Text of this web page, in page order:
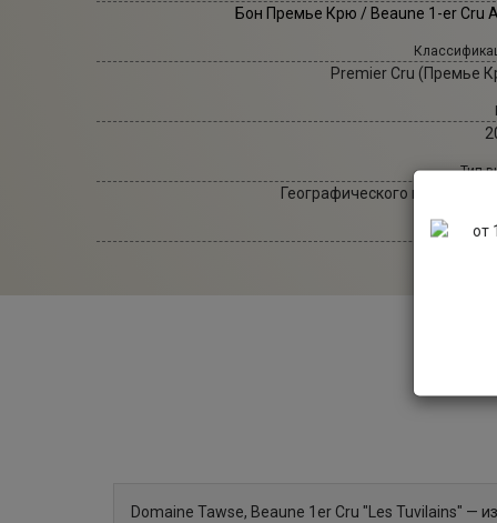
Бон Премье Крю / Beaune 1-er Cru
Premier Cru (Премье
Тип
Географического
Domaine Tawse, Beaune 1er Cru "Les Tuvilains" —